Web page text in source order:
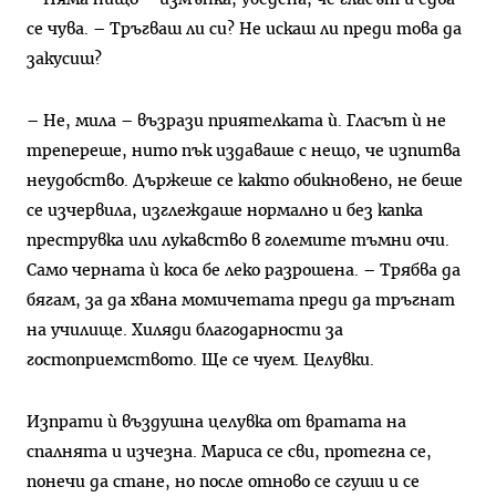
се чува. – Тръгваш ли си? Не искаш ли преди това да
закусиш?
– Не, мила – възрази приятелката ѝ. Гласът ѝ не
трепереше, нито пък издаваше с нещо, че изпитва
неудобство. Държеше се както обикновено, не беше
се изчервила, изглеждаше нормално и без капка
преструвка или лукавство в големите тъмни очи.
Само черната ѝ коса бе леко разрошена. – Трябва да
бягам, за да хвана момичетата преди да тръгнат
на училище. Хиляди благодарности за
гостоприемството. Ще се чуем. Целувки.
Изпрати ѝ въздушна целувка от вратата на
спалнята и изчезна. Мариса се сви, протегна се,
понечи да стане, но после отново се сгуши и се